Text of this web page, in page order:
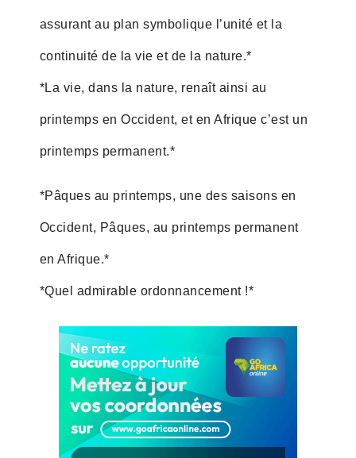
assurant au plan symbolique l’unité et la
continuité de la vie et de la nature.*
*La vie, dans la nature, renaît ainsi au
printemps en Occident, et en Afrique c’est un
printemps permanent.*
*Pâques au printemps, une des saisons en
Occident, Pâques, au printemps permanent
en Afrique.*
*Quel admirable ordonnancement !*